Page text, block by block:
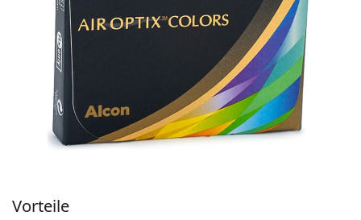
Vorteile